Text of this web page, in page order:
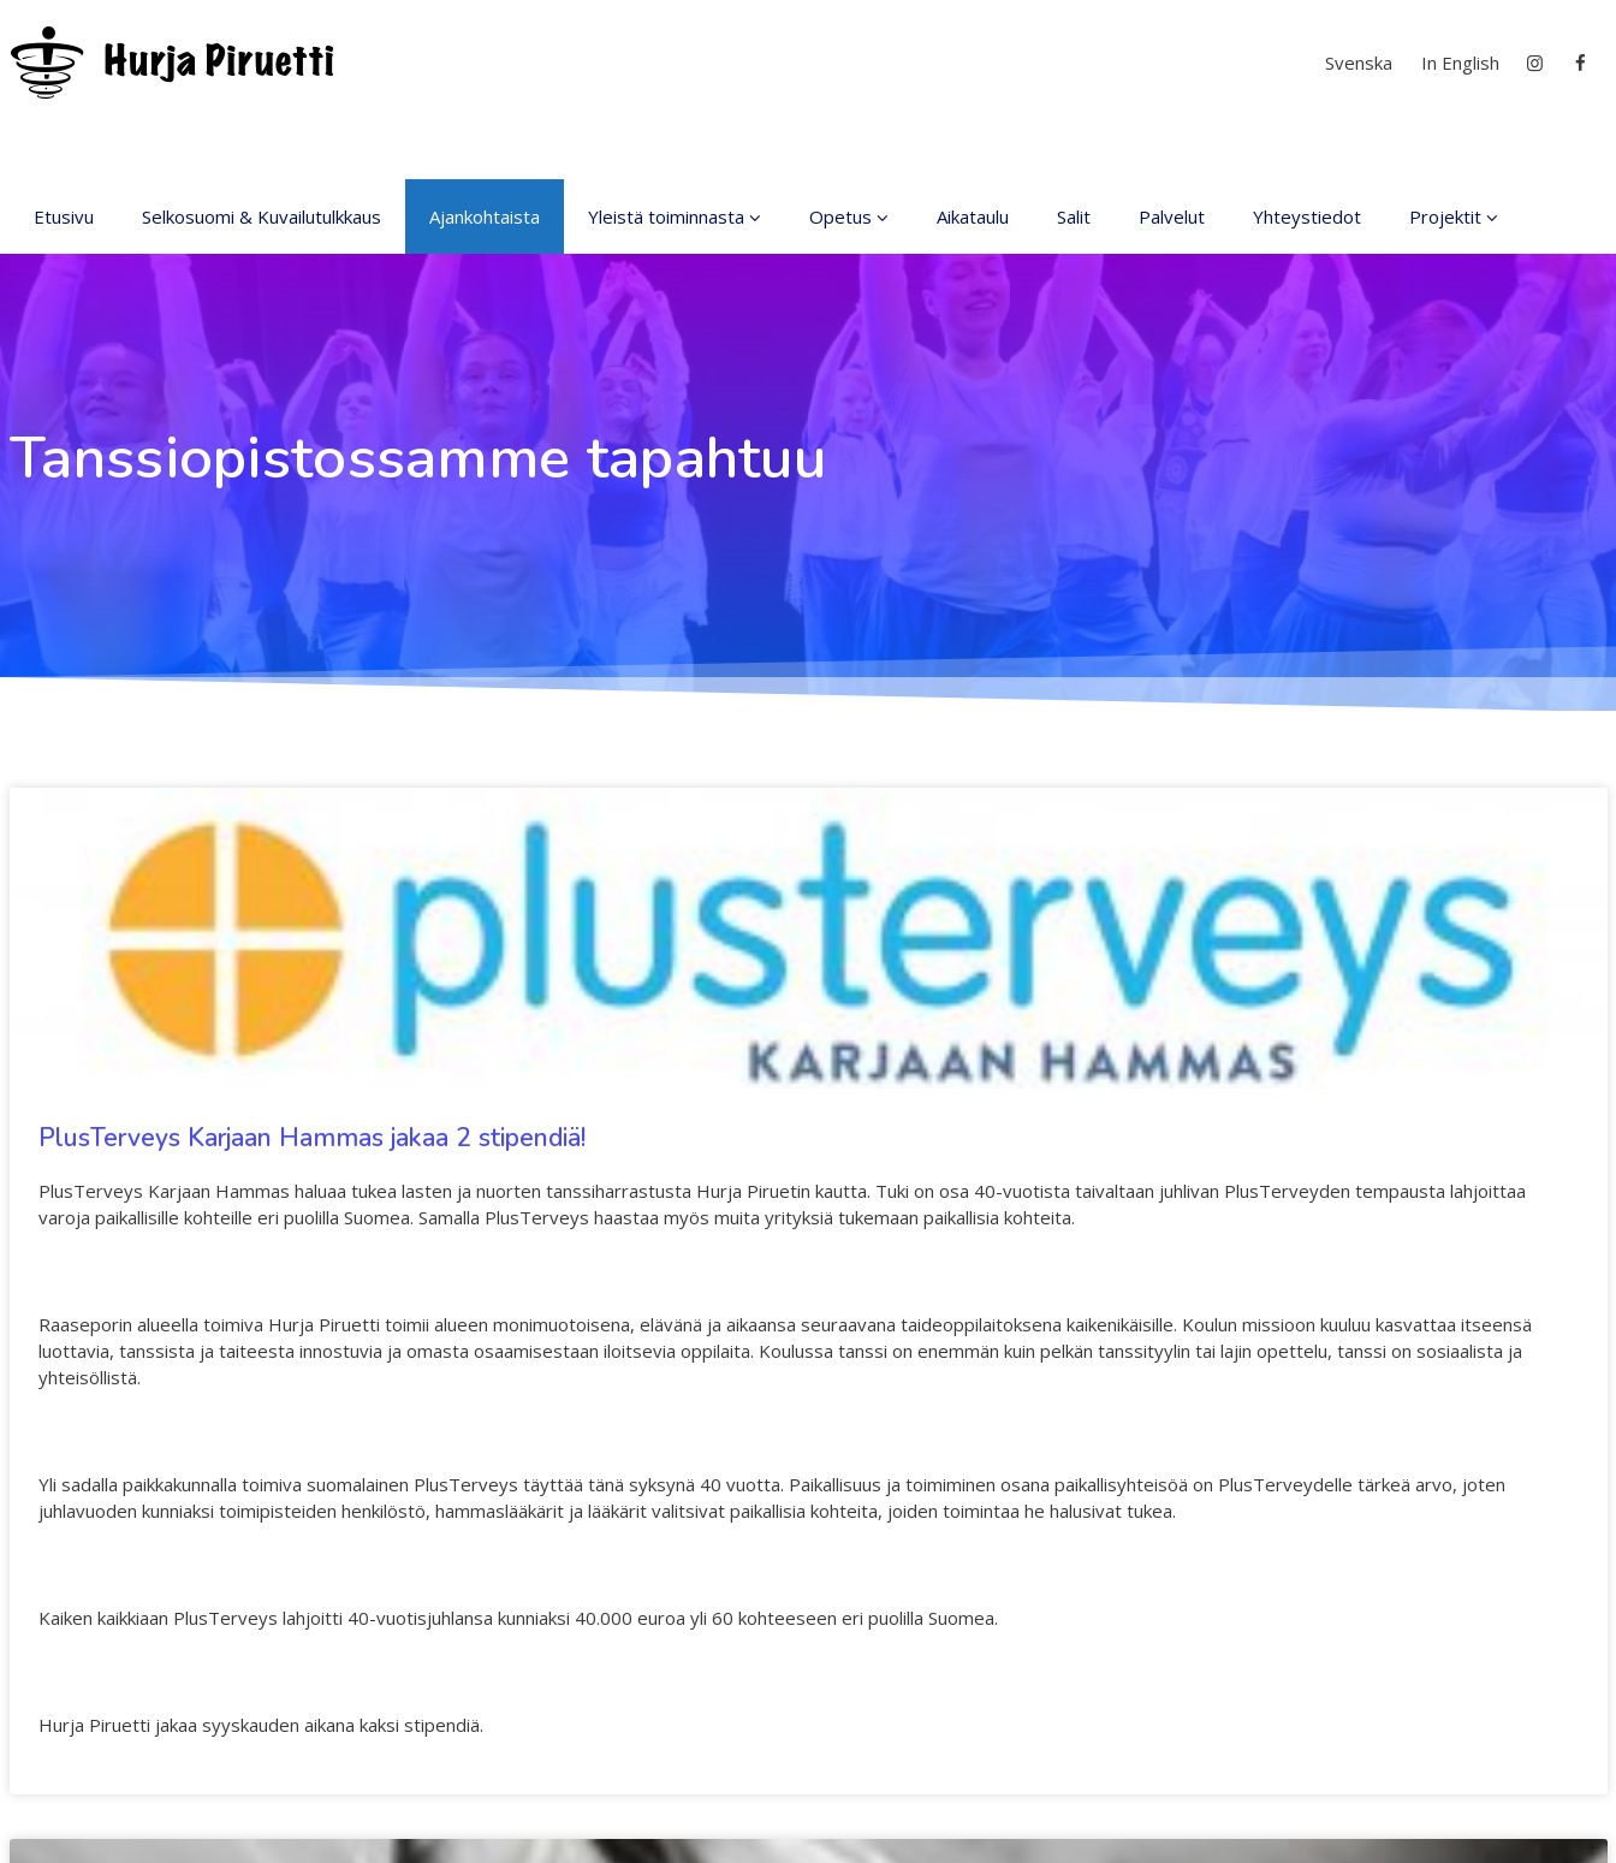
Valitse kieli
Svenska In English
Etusivu Selkosuomi & Kuvailutulkkaus Ajankohtaista Yleistä toiminnasta
Taiteen perusopetus
Järjestyssäännöt
Turvallisemman tilan
periaatteet
Saavutettava
taideharrastus
Yhdenvertaisuus- ja
tasa-arvosuunnitelma
Opetus
Ilmoittautuminen
Lajit
Tasot
Hinnasto
Tanssietiketti
Aikataulu Salit Palvelut Yhteystiedot Projektit
D4EA - Dance fore Eco-
Suomen Nuori Kultuuri
lähettiläs nimitys
DanceMe UP 2019-2022
Interlaced 2020
Ilmastonmuutos voima
Kuulethan ääneni,
näethän minut... 2020
Sharing the same roots
2019
Danselfie 2017-2018
Lataa video täältä
Suurlähettilään puhe
Tanssiopistossamme tapahtuu
PlusTerveys Karjaan Hammas jakaa 2 stipendiä!
PlusTerveys Karjaan Hammas haluaa tukea lasten ja nuorten tanssiharrastusta Hurja Piruetin kautta. Tuki on osa 40-vuotista taivaltaan juhlivan PlusTerveyden tempausta lahjoittaa
varoja paikallisille kohteille eri puolilla Suomea. Samalla PlusTerveys haastaa myös muita yrityksiä tukemaan paikallisia kohteita.
Raaseporin alueella toimiva Hurja Piruetti toimii alueen monimuotoisena, elävänä ja aikaansa seuraavana taideoppilaitoksena kaikenikäisille. Koulun missioon kuuluu kasvattaa itseensä
luottavia, tanssista ja taiteesta innostuvia ja omasta osaamisestaan iloitsevia oppilaita. Koulussa tanssi on enemmän kuin pelkän tanssityylin tai lajin opettelu, tanssi on sosiaalista ja
yhteisöllistä.
Yli sadalla paikkakunnalla toimiva suomalainen PlusTerveys täyttää tänä syksynä 40 vuotta. Paikallisuus ja toimiminen osana paikallisyhteisöä on PlusTerveydelle tärkeä arvo, joten
juhlavuoden kunniaksi toimipisteiden henkilöstö, hammaslääkärit ja lääkärit valitsivat paikallisia kohteita, joiden toimintaa he halusivat tukea.
Kaiken kaikkiaan PlusTerveys lahjoitti 40-vuotisjuhlansa kunniaksi 40.000 euroa yli 60 kohteeseen eri puolilla Suomea.
Hurja Piruetti jakaa syyskauden aikana kaksi stipendiä.